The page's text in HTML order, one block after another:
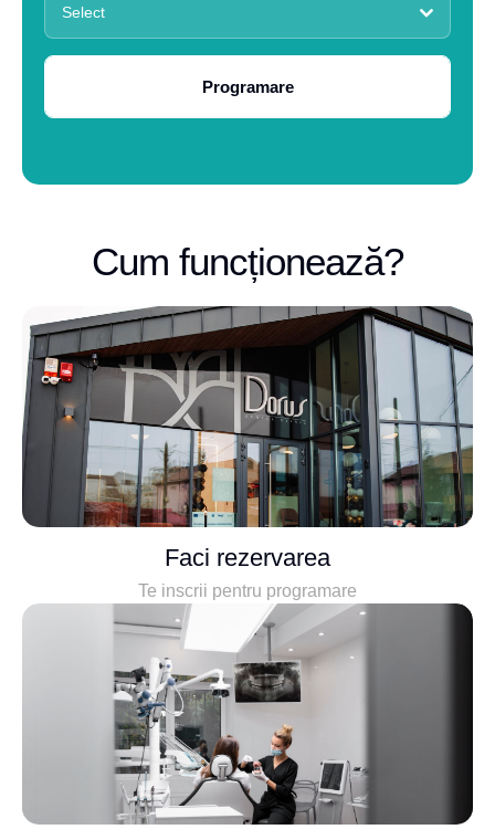
Select
Programare
Cum funcționează?
Faci rezervarea
Te inscrii pentru programare